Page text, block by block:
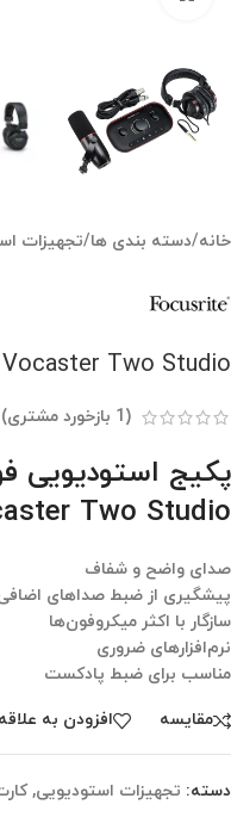
خانه/دسته بندی ها/تجهیزات
Two Studio
(
1 بازخورد مشتری)
پکیج استودیویی
Two Studio
صدای واضح و شفاف
پیشگیری از ضبط صداهای
سازگار با اکثر میکروفون‌ها
نرم‌افزارهای ضروری
مناسب برای ضبط پادکست
مقایسه افزودن به
دسته: تجهیزات استودیویی,